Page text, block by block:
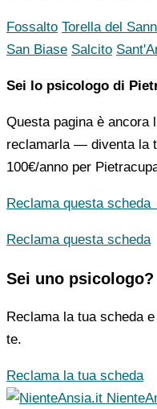
Fossalto Torella del
San Biase Salcito
Sei lo psicologo di
Questa pagina è ancora
reclamarla — diventa la
100€/anno per
Reclama questa
Reclama questa scheda
Sei uno psicologo?
Reclama la tua scheda
te.
Reclama la tua scheda